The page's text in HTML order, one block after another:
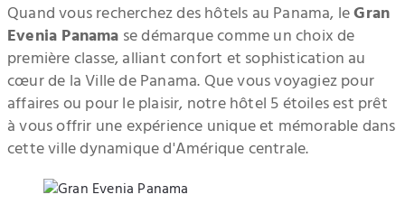
Quand vous recherchez des hôtels au Panama, leGran
Evenia Panama se démarque comme un choix de
première classe, alliant confort et sophistication au
cœur de la Ville de Panama. Que vous voyagiez pour
affaires ou pour le plaisir, notre hôtel 5 étoiles est prêt
à vous offrir une expérience unique et mémorable dans
cette ville dynamique d'Amérique centrale.